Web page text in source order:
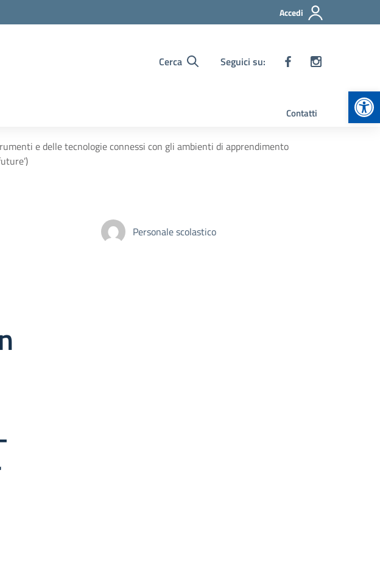
Accedi
Cerca Seguici su:
Contatti
e delle tecnologie connessi con gli ambienti di apprendimento
Personale scolastico